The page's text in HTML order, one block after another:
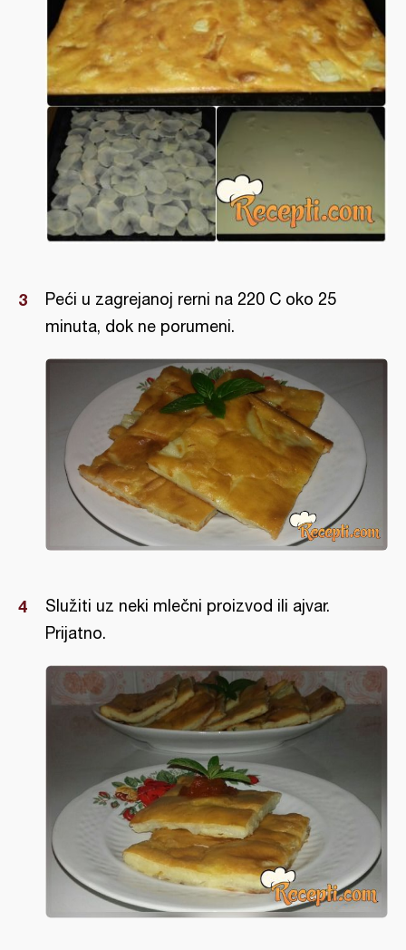
Peći u zagrejanoj rerni na 220 C oko 25
minuta, dok ne porumeni.
Služiti uz neki mlečni proizvod ili ajvar.
Prijatno.